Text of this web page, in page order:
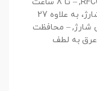
عمر باتری با یک بار شارژ، به علاوه 27
شارژ, – محافظت
عرق به لطف